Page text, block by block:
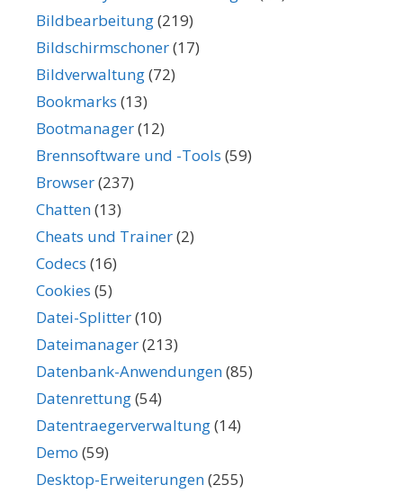
Bildbearbeitung(219)
Bildschirmschoner(17)
Bildverwaltung(72)
Bookmarks (13)
Bootmanager(12)
Brennsoftware und -Tools (59)
Browser(237)
Chatten(13)
Cheats und Trainer(2)
Codecs (16)
Cookies (5)
Datei-Splitter(10)
Dateimanager(213)
Datenbank-Anwendungen(85)
Datenrettung(54)
Datentraegerverwaltung(14)
Demo (59)
Desktop-Erweiterungen(255)